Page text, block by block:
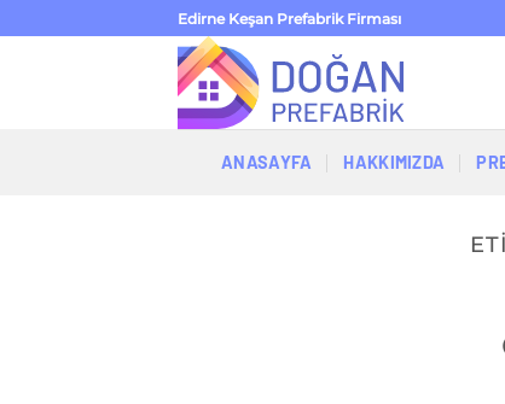
atla
Edirne Keşan Prefabrik Firması
ANASAYFA HAKKIMIZDA